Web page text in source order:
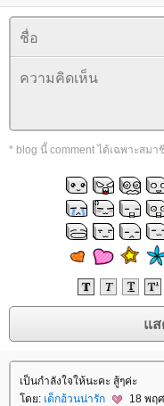
* blog นี้ comment ได้เฉพาะสมา
เป็นกำลังใจให้นะคะ สู้ๆค่ะ
ดย: เด็กอ้วนน่ารัก 18 พฤ